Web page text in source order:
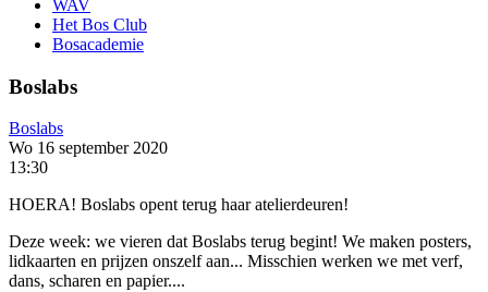
WAV
Het Bos Club
Bosacademie
Boslabs
Boslabs
Wo 16 september 2020
13:30
HOERA! Boslabs opent terug haar atelierdeuren!
Deze week: we vieren dat Boslabs terug begint! We maken posters,
lidkaarten en prijzen onszelf aan... Misschien werken we met verf,
dans, scharen en papier....